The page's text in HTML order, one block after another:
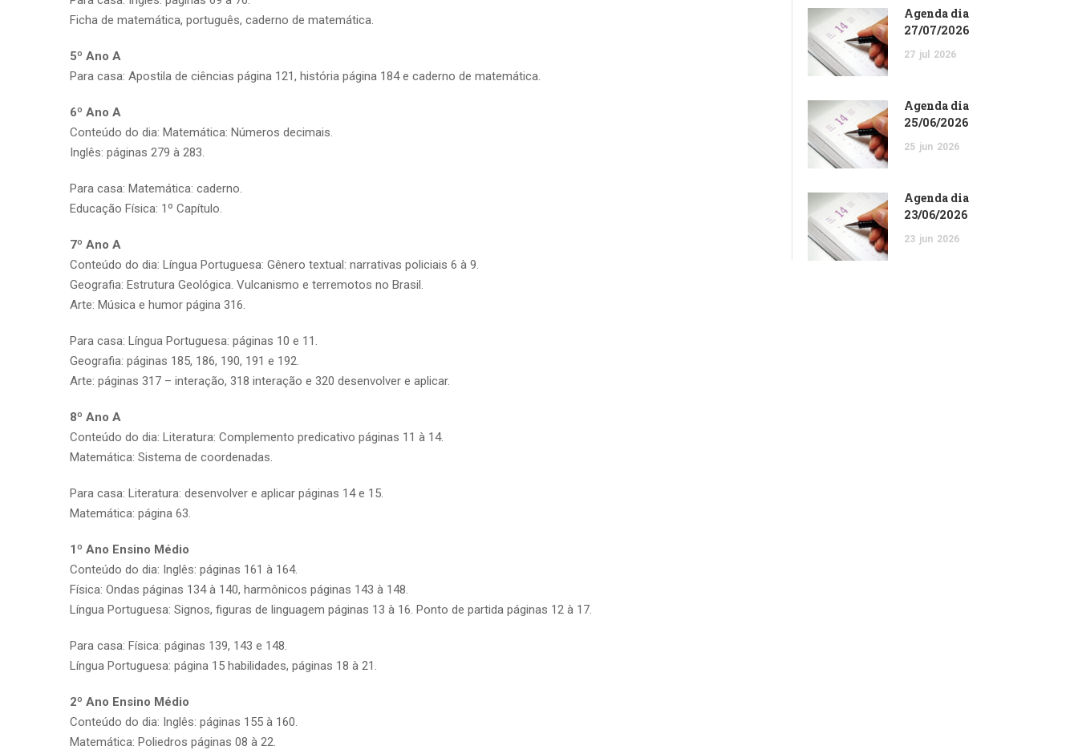
Ficha de matemática, português, caderno de matemática.
5º Ano A
Para casa: Apostila de ciências página 121, história página 184 e caderno de matemática.
6º Ano A
Conteúdo do dia: Matemática: Números decimais.
Inglês: páginas 279 à 283.
Para casa: Matemática: caderno.
Educação Física: 1º Capítulo.
7º Ano A
Conteúdo do dia: Língua Portuguesa: Gênero textual: narrativas policiais 6 à 9.
Geografia: Estrutura Geológica. Vulcanismo e terremotos no Brasil.
Arte: Música e humor página 316.
Para casa: Língua Portuguesa: páginas 10 e 11.
Geografia: páginas 185, 186, 190, 191 e 192.
Arte: páginas 317 – interação, 318 interação e 320 desenvolver e aplicar.
8º Ano A
Conteúdo do dia: Literatura: Complemento predicativo páginas 11 à 14.
Matemática: Sistema de coordenadas.
Para casa: Literatura: desenvolver e aplicar páginas 14 e 15.
Matemática: página 63.
1º Ano Ensino Médio
Conteúdo do dia: Inglês: páginas 161 à 164.
Física: Ondas páginas 134 à 140, harmônicos páginas 143 à 148.
Língua Portuguesa: Signos, figuras de linguagem páginas 13 à 16. Ponto de partida páginas 12 à 17.
Para casa: Física: páginas 139, 143 e 148.
Língua Portuguesa: página 15 habilidades, páginas 18 à 21.
2º Ano Ensino Médio
Conteúdo do dia: Inglês: páginas 155 à 160.
Matemática: Poliedros páginas 08 à 22.
Agenda dia
27/07/2026
27 jul 2026
Agenda dia
25/06/2026
25 jun 2026
Agenda dia
23/06/2026
23 jun 2026